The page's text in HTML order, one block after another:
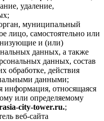
удаление,
муниципальный
лицо, самостоятельно или
и (или)
данных, а также
данных, состав
обработке, действия
данными;
информация, относящаяся
или определяемому
city-tower.ru.;
веб-сайта